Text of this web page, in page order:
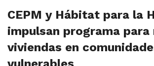
CEPM y Hábitat para la
impulsan programa para
viviendas en